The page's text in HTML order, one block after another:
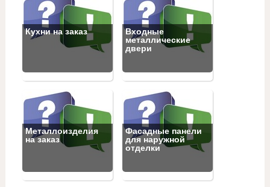
Кухни на заказ
Входные
металлические
двери
Металлоизделия
на заказ
Фасадные панели
для наружной
отделки